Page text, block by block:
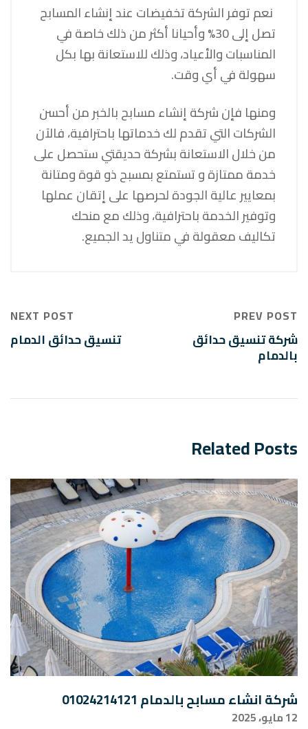
نعم توفر الشركة تخفيضات عند إنشاء المسابح
تصل إلى 30% وأحيانا أكثر من ذلك خاصة في
المناسبات والأعياد، وذلك للاستعانة بها بكل
سهولة في أي وقت.
ومنها فإن شركة إنشاء مسابح بالخبر من أحسن
الشركات التي تقدم لك خدماتها باحترافية، فالآن
من خلال الاستعانة بشركة حديقتي ستحصل على
خدمة ممتازة و تستمتع بمسبح ذو قوة ومتانة
بمعايير عالية الجودة لحرصها على إتقان عملها
وتوفير الخدمة باحترافية، وذلك مع منحك
تكاليف معقولة في متناول يد الجميع.
PREV POST
شركة تنسيق حدائق
بالدمام
NEXT POST
تنسيق حدائق الدمام
Related Posts
شركة انشاء مسابح بالدمام 01024214121
12 مايو، 2025